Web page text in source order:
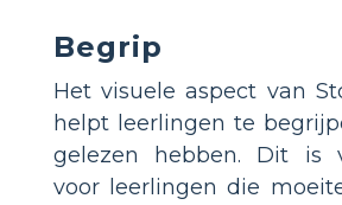
Begrip
Het visuele aspect van
helpt leerlingen te
gelezen hebben. Dit is
voor leerlingen die